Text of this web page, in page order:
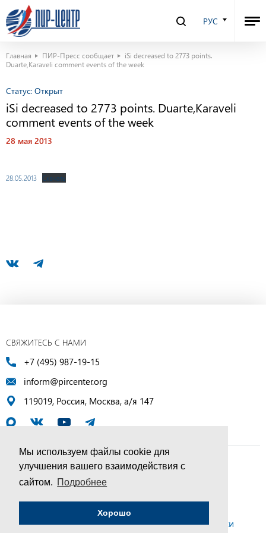
Мы используем файлы cookie для
улучшения вашего взаимодействия с
сайтом. Подробнее
Хорошо
РУС
Главная ПИР-Пресс сообщает
iSi decreased to 2773 points.
Duarte,Karaveli comment events of the week
Статус: Открыт
iSi decreased to 2773 points. Duarte,Karaveli
comment events of the week
28 мая 2013
28.05.2013 Скачать
СВЯЖИТЕСЬ С НАМИ
+7 (495) 987-19-15
inform@pircenter.org
119019, Россия, Москва, а/я 147
© ПИР-Центр, 1994–2025 | Все права защищены
Соглашение об обработке персональных данных
Политика конфиденциальности и условия обработки